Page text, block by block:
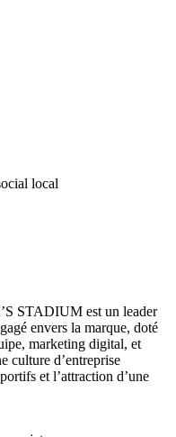
local
STADIUM est un leader
envers la marque, doté
marketing digital, et
culture d’entreprise
et l’attraction d’une